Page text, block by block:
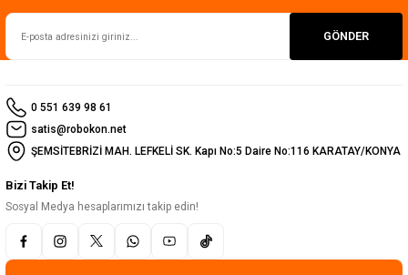
GÖNDER
0 551 639 98 61
satis@robokon.net
ŞEMSİTEBRİZİ MAH. LEFKELİ SK. Kapı No:5 Daire No:116 KARATAY/KONYA
Bizi Takip Et!
Sosyal Medya hesaplarımızı takip edin!